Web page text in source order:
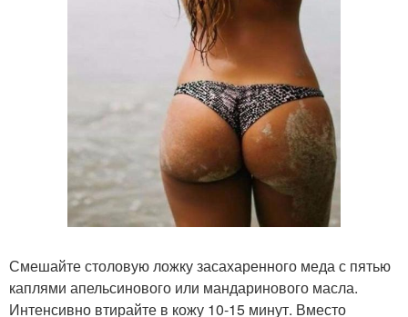
Смешайте столовую ложку засахаренного меда с пятью
каплями апельсинового или мандаринового масла.
Интенсивно втирайте в кожу 10-15 минут. Вместо